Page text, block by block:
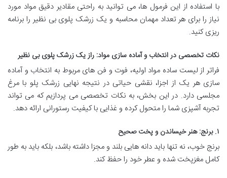
با استفاده از این فرمول ها، می توانید به راحتی مقادیر دقیق مواد مورد
نیاز را برای هر تعداد مهمان محاسبه و یک زرشک پلوی بی نظیر را برنامه
ریزی کنید.
نکات تخصصی در انتخاب و آماده سازی مواد: راز یک زرشک پلوی بی نظیر
فراتر از لیست ساده مواد اولیه، فوت و فن های مربوط به انتخاب و آماده
سازی هر یک از اجزا، نقشی حیاتی در نتیجه نهایی زرشک پلو با مرغ
مجلسی دارد. در این بخش، به نکات تخصصی می پردازیم که می تواند
تجربه آشپزی شما را متحول کرده و غذایی با کیفیت رستورانی ارائه دهد.
۱. برنج: هنر خیساندن و پخت صحیح
برنج خوب، نه تنها باید دانه هایی بلند و مجزا داشته باشد، بلکه باید به طور
کامل مغزپخت شده و عطر خود را حفظ کند.